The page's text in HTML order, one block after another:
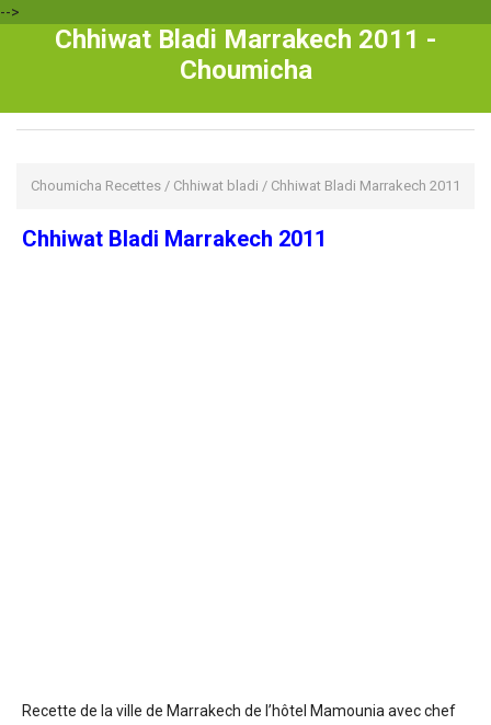
-->
Chhiwat Bladi Marrakech 2011 -
Choumicha
Choumicha Recettes / Chhiwat bladi / Chhiwat Bladi Marrakech 2011
Chhiwat Bladi Marrakech 2011
Recette de la ville de Marrakech de l’hôtel Mamounia avec chef